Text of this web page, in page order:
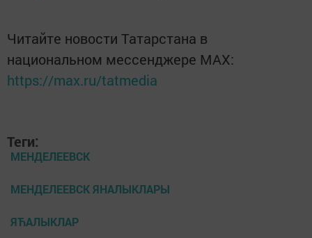
Читайте новости Татарстана в
национальном мессенджере MАХ:
https://max.ru/tatmedia
Теги:
МЕНДЕЛЕЕВСК
МЕНДЕЛЕЕВСК ЯНАЛЫКЛАРЫ
ЯЋАЛЫКЛАР